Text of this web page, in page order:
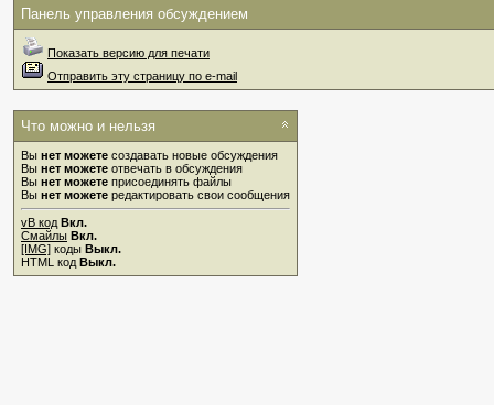
Панель управления обсуждением
Показать версию для печати
Отправить эту страницу по e-mail
Что можно и нельзя
Вы нет можете создавать новые обсуждения
Вы нет можете отвечать в обсуждения
Вы нет можете присоединять файлы
Вы нет можете редактировать свои сообщения
vB код Вкл.
Смайлы Вкл.
[IMG] коды Выкл.
HTML код Выкл.